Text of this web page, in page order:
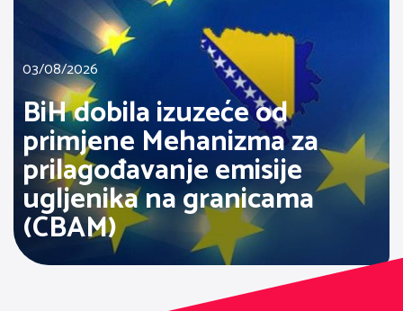
03/08/2026
BiH dobila izuzeće od
primjene Mehanizma za
prilagođavanje emisije
ugljenika na granicama
(CBAM)